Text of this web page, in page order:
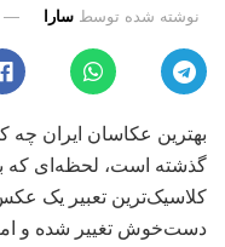
نوشته شده توسط سارا
بهترین عکاسان ایران
گذشته است، لحظه‌ای که
کلاسیک‌ترین تعبیر یک
دست‌خوش تغییر شده و